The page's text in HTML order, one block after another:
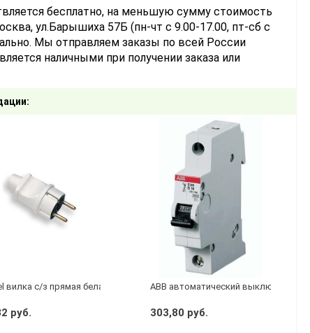
бесплатно, на меньшую сумму стоимость
ул.Барышиха 57Б (пн-чт с 9.00-17.00, пт-сб с
Мы отправляем заказы по всей России
наличными при получении заказа или
вилка с/з прямая белая
руб.
АВВ автоматический выключатель
303,80 руб.